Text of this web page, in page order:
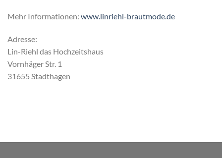
Mehr Informationen: www.linriehl-brautmode.de
Adresse:
Lin-Riehl das Hochzeitshaus
Vornhäger Str. 1
31655 Stadthagen